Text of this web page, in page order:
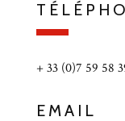
+ 33 (0)7 59 58
EMAIL